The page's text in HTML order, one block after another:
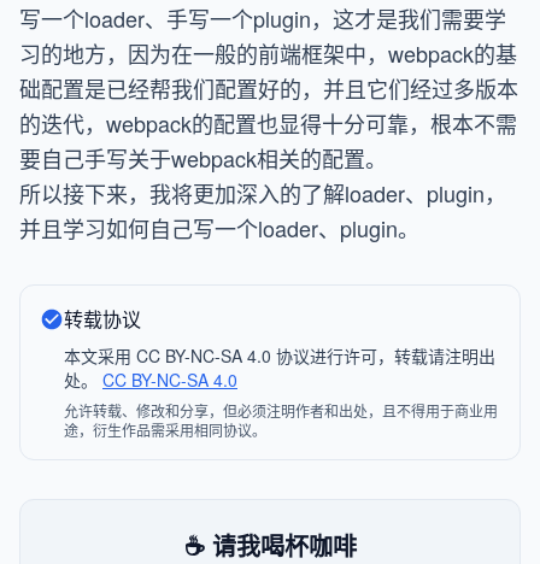
写一个loader、手写一个plugin，这才是我们需要学
习的地方，因为在一般的前端框架中，webpack的基
础配置是已经帮我们配置好的，并且它们经过多版本
的迭代，webpack的配置也显得十分可靠，根本不需
要自己手写关于webpack相关的配置。
所以接下来，我将更加深入的了解loader、plugin，
并且学习如何自己写一个loader、plugin。
转载协议
本文采用 CC BY-NC-SA 4.0 协议进行许可，转载请注明出
处。 CC BY-NC-SA 4.0
允许转载、修改和分享，但必须注明作者和出处，且不得用于商业用
途，衍生作品需采用相同协议。
☕ 请我喝杯咖啡